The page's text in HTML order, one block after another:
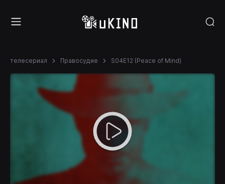
телесериал Правосудие S04E12 (Peace of Mind)